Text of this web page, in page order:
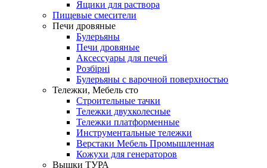
Ящики для раствора
Пищевые смесители
Печи дровяные
Булерьяны
Печи дровяные
Аксессуары для печей
Розбірні
Булерьяны с варочной поверхностью
Тележки, Мебель сто
Строительные тачки
Тележки двухколесные
Тележки платформенные
Инструментальные тележки
Верстаки Мебель Промышленная
Кожухи для генераторов
Вышки ТУРА